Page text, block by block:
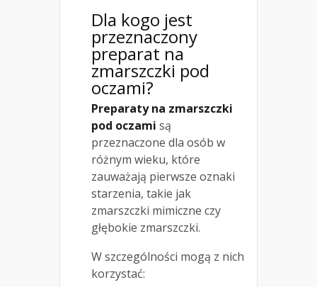
Dla kogo jest
przeznaczony
preparat na
zmarszczki pod
oczami?
Preparaty na zmarszczki
pod oczami są
przeznaczone dla osób w
różnym wieku, które
zauważają pierwsze oznaki
starzenia, takie jak
zmarszczki mimiczne czy
głębokie zmarszczki.
W szczególności mogą z nich
korzystać: